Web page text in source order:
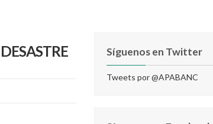
Síguenos en Twitter
Tweets por @APABANC